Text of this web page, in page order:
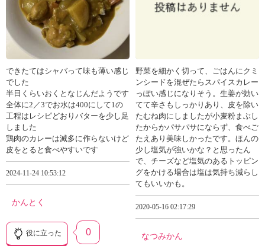
できたてはシャバって味も薄い感じ
でした
半日くらいおくとなじんだようです
全体に2／3でお水は400にして1の
工程はレシピどおりバターを少し足
しました
鶏肉のカレーは滅多に作らないけど
皮をとると食べやすいです
2024-11-24 10:53:12
かんとく
役に立った 0
野菜を細かく切って、ごはんにクミ
ンシードを混ぜたらスパイスカレー
っぽい感じになりそう。生姜が効い
てて辛さもしっかりあり、皮を除い
たむね肉にしましたが小麦粉まぶし
たからかパサパサにならず、食べご
たえあり美味しかったです。ほんの
少し塩気が強いかな？と思ったん
で、チーズなど塩気のあるトッピン
グをかける場合は塩は気持ち減らし
てもいいかも。
2020-05-16 02:17:29
なつみかん